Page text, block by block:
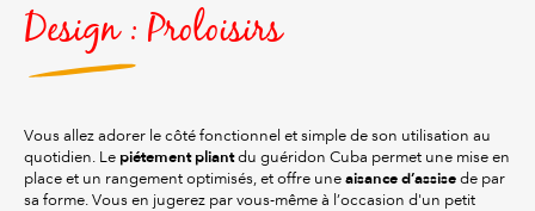
Design : Proloisirs
Vous allez adorer le côté fonctionnel et simple de son utilisation au
quotidien. Le piétement pliantdu guéridon Cuba permet une mise en
place et un rangement optimisés, et offre une aisance d’assise de par
sa forme. Vous en jugerez par vous-même à l’occasion d'un petit